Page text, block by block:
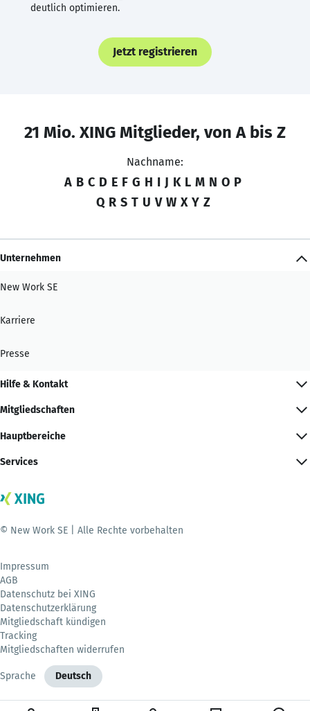
deutlich optimieren.
Jetzt registrieren
21 Mio. XING Mitglieder, von A bis Z
Nachname:
A B C D E F G H I J K L M N O P
Q R S T U V W X Y Z
Unternehmen
New Work SE
Karriere
Presse
Hilfe & Kontakt
Mitgliedschaften
Hauptbereiche
Services
© New Work SE | Alle Rechte vorbehalten
Impressum
AGB
Datenschutz bei XING
Datenschutzerklärung
Mitgliedschaft kündigen
Tracking
Mitgliedschaften widerrufen
Sprache Deutsch